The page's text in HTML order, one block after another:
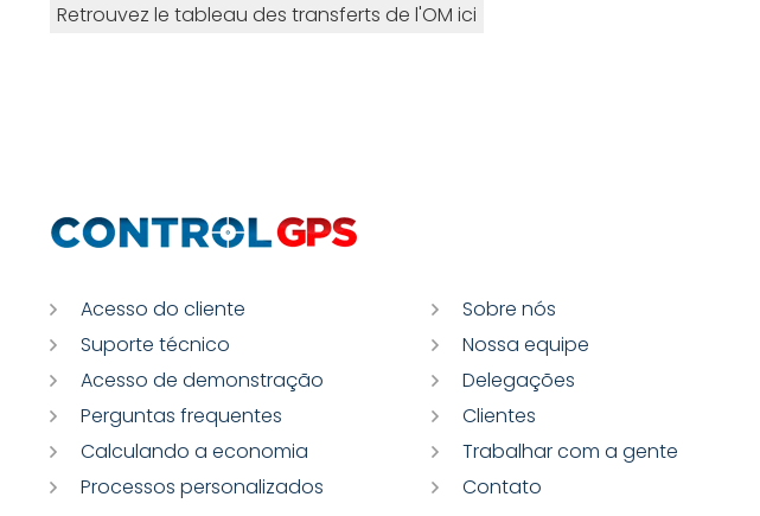
Retrouvez le tableau des transferts de l'OM ici
Acesso do cliente
Suporte técnico
Acesso de demonstração
Perguntas frequentes
Calculando a economia
Processos personalizados
Sobre nós
Nossa equipe
Delegações
Clientes
Trabalhar com a gente
Contato